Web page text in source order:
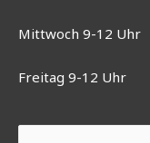
Mittwoch 9-12 Uhr
Freitag 9-12 Uhr